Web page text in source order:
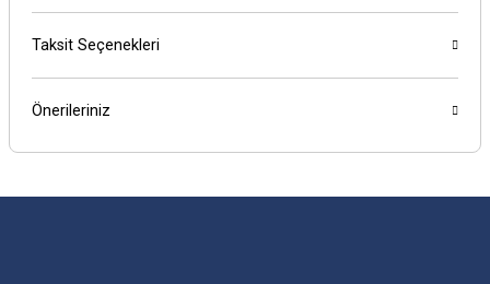
Taksit Seçenekleri
Önerileriniz